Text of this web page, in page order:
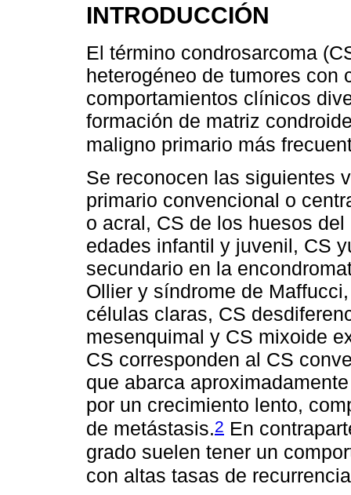
INTRODUCCIÓN
El término condrosarcoma
heterogéneo de tumores con
comportamientos clínicos
formación de matriz
maligno primario más
Se reconocen las siguientes
primario convencional o
o acral, CS de los huesos
edades infantil y juvenil, CS
secundario en la
Ollier y síndrome de
células claras, CS
mesenquimal y CS mixoide
CS corresponden al CS
que abarca
por un crecimiento lento,
de metástasis.2 En
grado suelen tener un
con altas tasas de